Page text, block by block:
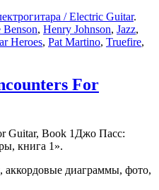
/ Electric Guitar.
Benson, Henry Johnson, Jazz,
Heroes, Pat Martino, Truefire,
For
Джо Пасс:
книга 1».
аккордовые диаграммы, фото,